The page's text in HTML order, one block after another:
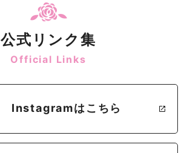
公式リンク集
Official Links
Instagramはこちら